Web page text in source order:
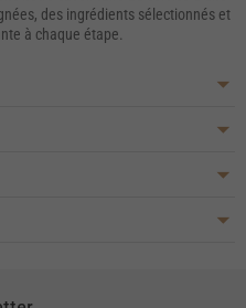
des ingrédients sélectionnés et
à chaque étape.